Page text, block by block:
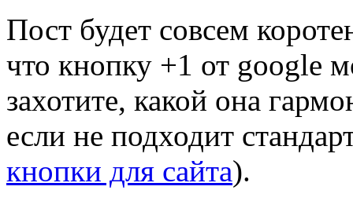
Пост будет совсем
что кнопку +1 от google
захотите, какой она
если не подходит
кнопки для сайта).